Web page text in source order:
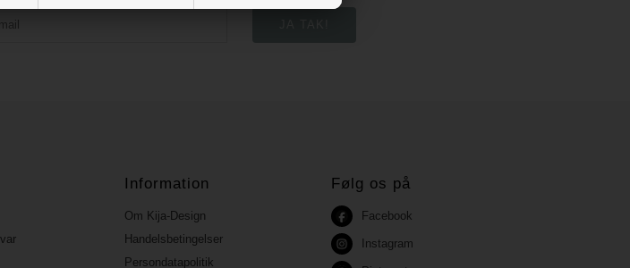
Information
Om Kija-Design
Handelsbetingelser
Persondatapolitik
Følg os på
Facebook
Instagram